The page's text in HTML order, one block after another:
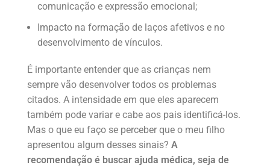
comunicação e expressão emocional;
Impacto na formação de laços afetivos e no
desenvolvimento de vínculos.
É importante entender que as crianças nem
sempre vão desenvolver todos os problemas
citados. A intensidade em que eles aparecem
também pode variar e cabe aos pais identificá-los.
Mas o que eu faço se perceber que o meu filho
apresentou algum desses sinais? A
recomendação é buscar ajuda médica, seja de